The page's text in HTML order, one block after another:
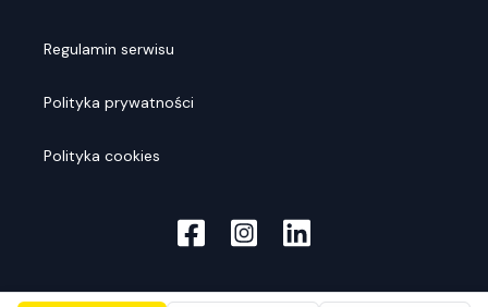
Regulamin serwisu
Polityka prywatności
Polityka cookies